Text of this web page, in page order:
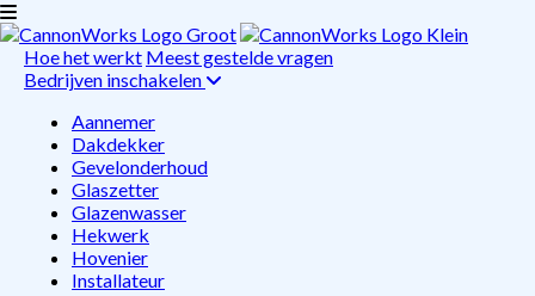
Hoe het werkt Meest gestelde vragen
Bedrijven inschakelen
Aannemer
Dakdekker
Gevelonderhoud
Glaszetter
Glazenwasser
Hekwerk
Hovenier
Installateur